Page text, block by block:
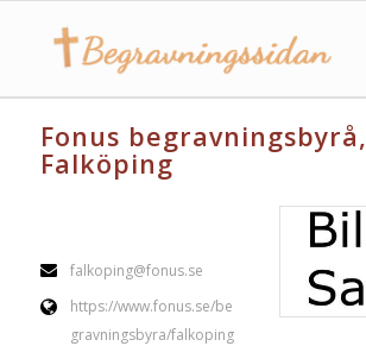
Fonus begravningsbyrå,
Falköping
falkoping@fonus.se
https://www.fonus.se/be
gravningsbyra/falkoping